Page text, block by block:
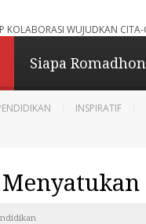
KOLABORASI WUJUDKAN
-
oleh
Siapa
INSPIRATIF